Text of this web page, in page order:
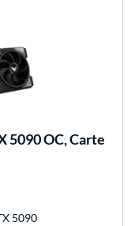
5090 OC, Carte
5090